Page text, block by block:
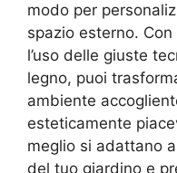
modo per
spazio esterno. Con
l’uso delle giuste
legno, puoi
ambiente
esteticamente
meglio si adattano
del tuo giardino e